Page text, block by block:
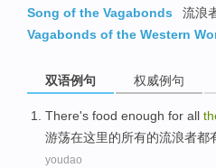
Song of the Vagabonds
流浪
Vagabonds of the Western
双语例句 权威例句
There's food enough for all
游荡在这里的所有的流浪者都
youdao